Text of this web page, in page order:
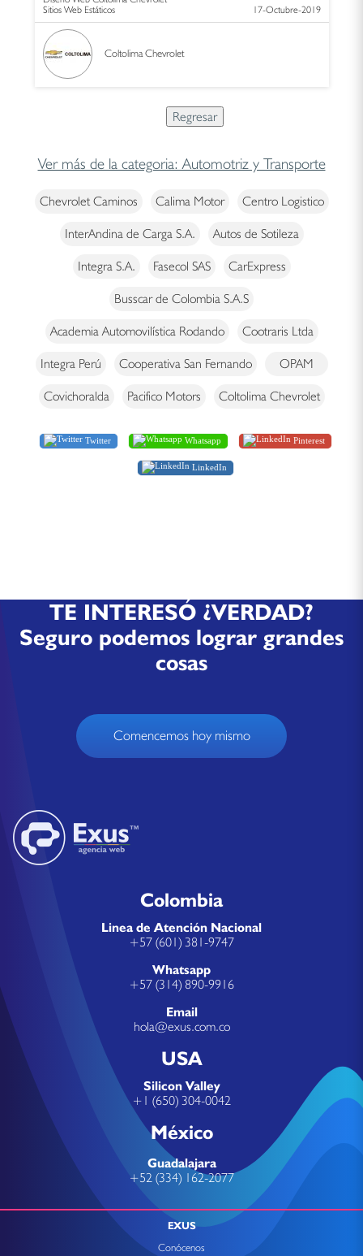
Sitios Web Estáticos
17-Octubre-2019
Coltolima Chevrolet
Ver más de la categoria: Automotriz y Transporte
Chevrolet Caminos Calima Motor Centro Logistico
InterAndina de Carga S.A. Autos de Sotileza
Integra S.A. Fasecol SAS CarExpress
Busscar de Colombia S.A.S
Academia Automovilística Rodando Cootraris Ltda
Integra Perú Cooperativa San Fernando OPAM
Covichoralda Pacifico Motors Coltolima Chevrolet
Twitter Whatsapp Pinterest
LinkedIn
TE INTERESÓ ¿VERDAD?
Seguro podemos lograr grandes
cosas
Comencemos hoy mismo
Colombia
Linea de Atención Nacional
+57 (601) 381-9747
Whatsapp
+57 (314) 890-9916
Email
hola@exus.com.co
USA
Silicon Valley
+1 (650) 304-0042
México
Guadalajara
+52 (334) 162-2077
EXUS
Conócenos